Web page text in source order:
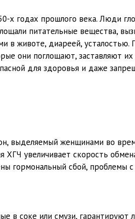
х годах прошлого века. Люди
питательные вещества,
в животе, диареей,
они поглощают, заставляют
для здоровья и даже
выделяемый женщинами во
ХГЧ увеличивает скорость
гормональный сбой, проблемы
в соке или смузи, гарантируют